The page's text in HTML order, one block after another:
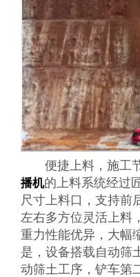
便捷上料，施工
播机的上料系统经过
尺寸上料口，支持前
左右多方位灵活上料
重力性能优异，大幅
是，设备搭载自动筛
动筛土工序，铲车第